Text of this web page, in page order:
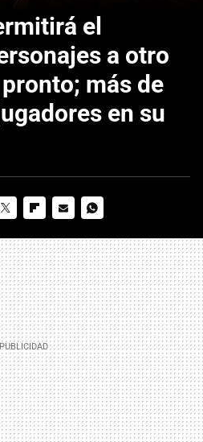
el
a otro
más de
en su
MAIL